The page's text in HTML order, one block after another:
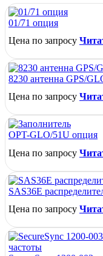
01/71 опция
Цена по запросу
8230 антенна GPS/
Цена по запросу
OPT-GLO/51U опция
Цена по запросу
SAS36E
Цена по запросу